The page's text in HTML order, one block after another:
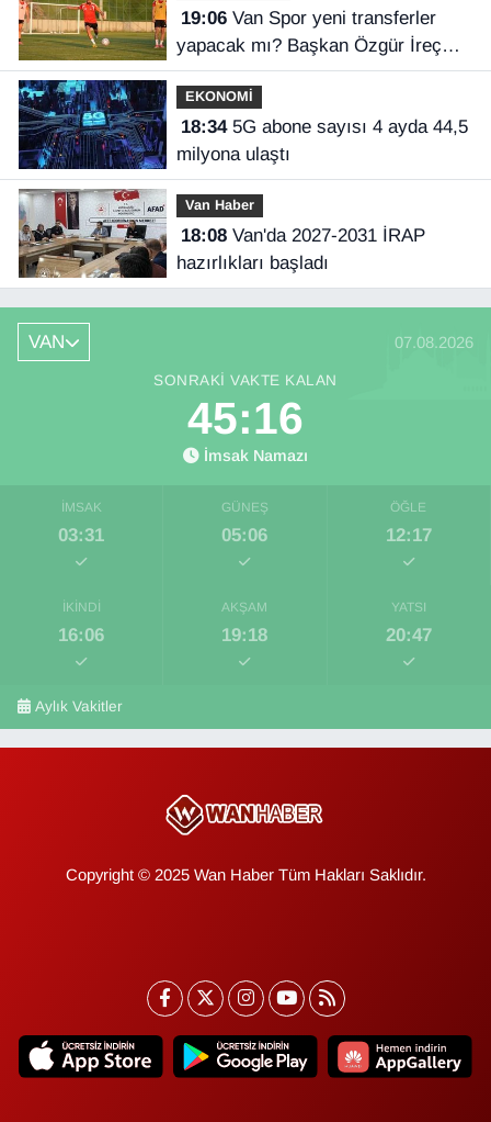
19:06Van Spor yeni transferler
yapacak mı? Başkan Özgür İreç
İlhan açıkladı
EKONOMİ
18:345G abone sayısı 4 ayda 44,5
milyona ulaştı
Van Haber
18:08Van'da 2027-2031 İRAP
hazırlıkları başladı
VAN 07.08.2026
SONRAKI VAKTE KALAN
45:15
İmsak Namazı
İMSAK
03:31
GÜNEŞ
05:06
ÖĞLE
12:17
İKINDI
16:06
AKŞAM
19:18
YATSI
20:47
Aylık Vakitler
Copyright © 2025 Wan Haber Tüm Hakları Saklıdır.